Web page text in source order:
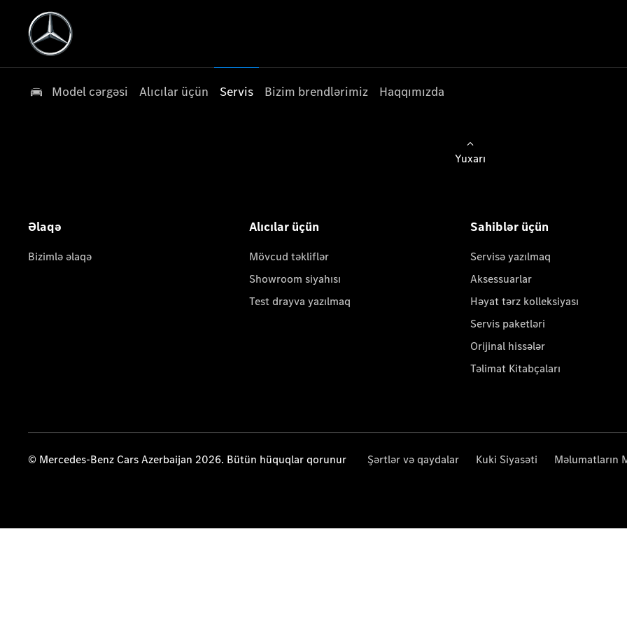
Model cərgəsi Alıcılar üçün Servis Bizim brendlərimiz Haqqımızda
Yuxarı
Əlaqə
Bizimlə əlaqə
Alıcılar üçün
Mövcud təkliflər
Showroom siyahısı
Test drayva yazılmaq
Sahiblər üçün
Servisə yazılmaq
Aksessuarlar
Həyat tərz kolleksiyası
Servis paketləri
Orijinal hissələr
Təlimat Kitabçaları
© Mercedes-Benz Cars Azerbaijan 2026. Bütün hüquqlar qorunur Şərtlər və qaydalar Kuki Siyasəti Məlumatların